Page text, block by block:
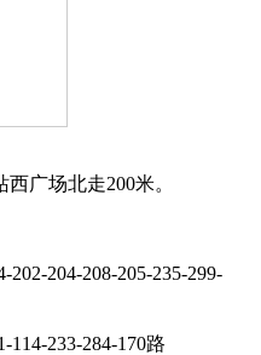
广场北走200米。
204-208-205-235-299-
233-284-170路